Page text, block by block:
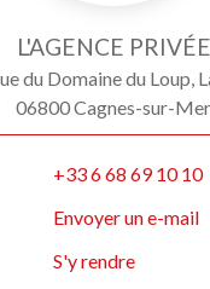
L'AGENCE PRIVÉE
du Domaine du Loup,
06800 Cagnes-sur-Mer
+33 6 68 69 10 10
Envoyer un e-mail
S'y rendre